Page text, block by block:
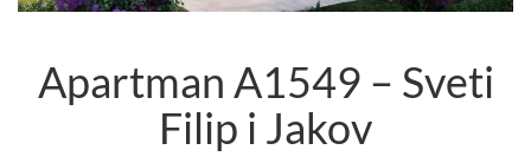
Apartman A1549 – Sveti
Filip i Jakov